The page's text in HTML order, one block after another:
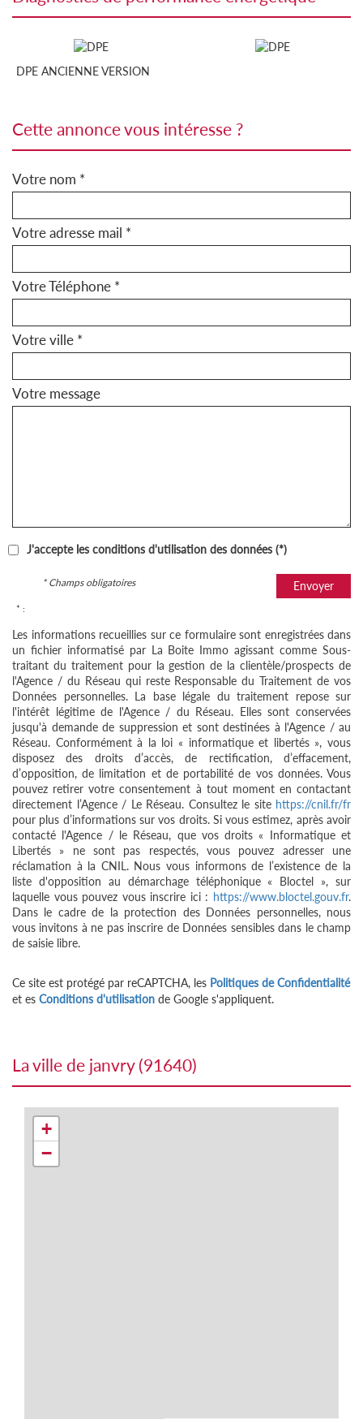
DPE ANCIENNE VERSION
cette annonce vous intéresse ?
Votre nom *
Votre adresse mail *
Votre Téléphone *
Votre ville *
Votre message
J'accepte les conditions d'utilisation des données (*)
Envoyer
* Champs obligatoires
* :
Les informations recueillies sur ce formulaire sont enregistrées dans
un fichier informatisé par La Boite Immo agissant comme Sous-
traitant du traitement pour la gestion de la clientèle/prospects de
l'Agence / du Réseau qui reste Responsable du Traitement de vos
Données personnelles. La base légale du traitement repose sur
l'intérêt légitime de l'Agence / du Réseau. Elles sont conservées
jusqu'à demande de suppression et sont destinées à l'Agence / au
Réseau. Conformément à la loi « informatique et libertés », vous
disposez des droits d’accès, de rectification, d’effacement,
d’opposition, de limitation et de portabilité de vos données. Vous
pouvez retirer votre consentement à tout moment en contactant
directement l’Agence / Le Réseau. Consultez le site https://cnil.fr/fr
pour plus d’informations sur vos droits. Si vous estimez, après avoir
contacté l'Agence / le Réseau, que vos droits « Informatique et
Libertés » ne sont pas respectés, vous pouvez adresser une
réclamation à la CNIL. Nous vous informons de l’existence de la
liste d'opposition au démarchage téléphonique « Bloctel », sur
laquelle vous pouvez vous inscrire ici : https://www.bloctel.gouv.fr.
Dans le cadre de la protection des Données personnelles, nous
vous invitons à ne pas inscrire de Données sensibles dans le champ
de saisie libre.
Ce site est protégé par reCAPTCHA, les Politiques de Confidentialité
et es Conditions d'utilisation de Google s'appliquent.
la ville de janvry (91640)
+
−